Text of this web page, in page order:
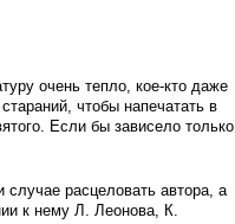
очень тепло, кое‑кто даже
чтобы напечатать в
Если бы зависело только
случае расцеловать автора, а
к нему Л. Леонова, К.